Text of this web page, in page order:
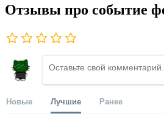
Отзывы про событие
Новые Лучшие Ранее